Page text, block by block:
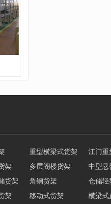
重型横梁式货架
江门重
架 多层阁楼货架
中型悬
货架 角钢货架
仓储轻
架 移动式货架 横梁式